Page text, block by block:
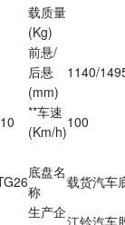
载质量
(Kg)
前悬/
后悬
(mm)
1140/
**车速
(Km/h)
100
底盘名
称
载货汽车
生产企